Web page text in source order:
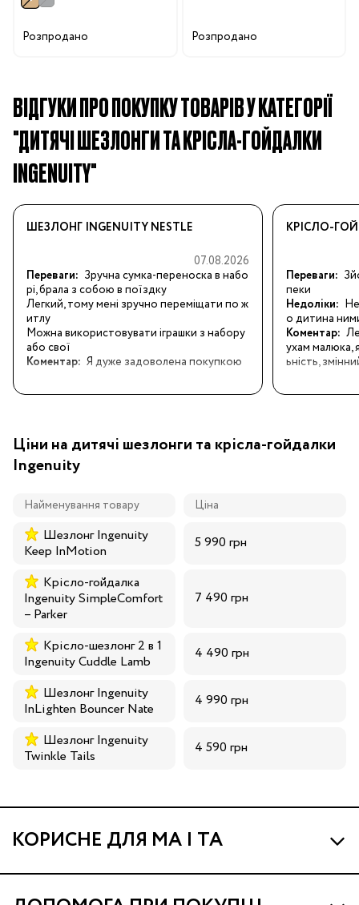
Розпродано Розпродано
ВІДГУКИ ПРО ПОКУПКУ ТОВАРІВ У КАТЕГОРІЇ
"ДИТЯЧІ ШЕЗЛОНГИ ТА КРІСЛА-ГОЙДАЛКИ
INGENUITY"
ШЕЗЛОНГ INGENUITY NESTLE
07.08.2026
Переваги: Зручна сумка-переноска в набо
рі, брала з собою в поїздку
Легкий, тому мені зручно переміщати по ж
итлу
Можна використовувати іграшки з набору
або свої
Коментар: Я дуже задоволена покупкою
КРІСЛО-
Переваги:
пеки
Недоліки:
о дитина
Коментар:
ухам малюка,
ьність,
Ціни на дитячі шезлонги та крісла-гойдалки
Ingenuity
Найменування товару Ціна
Шезлонг Ingenuity
Keep InMotion
5 990 грн
Крісло-гойдалка
Ingenuity SimpleComfort
– Parker
7 490 грн
Крісло-шезлонг 2 в 1
Ingenuity Cuddle Lamb
4 490 грн
Шезлонг Ingenuity
InLighten Bouncer Nate
4 990 грн
Шезлонг Ingenuity
Twinkle Tails
4 590 грн
КОРИСНЕ ДЛЯ МА І ТА
Про МА та Маминих Асистентів